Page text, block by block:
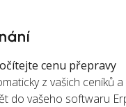
cenu přepravy
z vašich ceníků
do vašeho softwaru